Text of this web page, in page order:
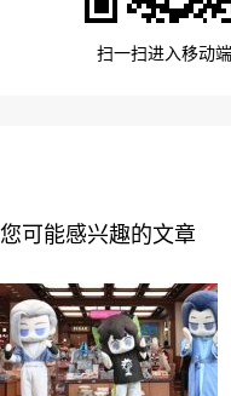
扫一扫进入移动
您可能感兴趣的文章